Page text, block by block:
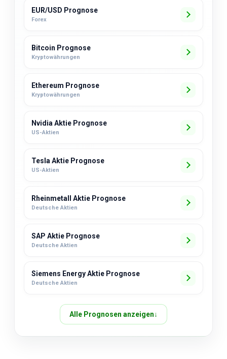
EUR/USD Prognose
Forex
Bitcoin Prognose
Kryptowährungen
Ethereum Prognose
Kryptowährungen
Nvidia Aktie Prognose
US-Aktien
Tesla Aktie Prognose
US-Aktien
Rheinmetall Aktie Prognose
Deutsche Aktien
SAP Aktie Prognose
Deutsche Aktien
Siemens Energy Aktie Prognose
Deutsche Aktien
Alle Prognosen anzeigen↓